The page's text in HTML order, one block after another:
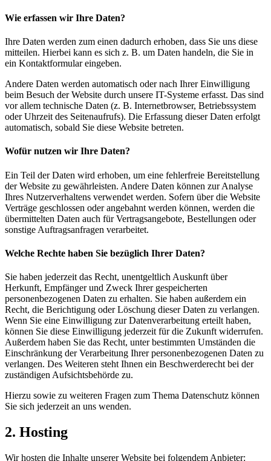
Wie erfassen wir Ihre Daten?
Ihre Daten werden zum einen dadurch erhoben, dass Sie uns diese
mitteilen. Hierbei kann es sich z. B. um Daten handeln, die Sie in
ein Kontaktformular eingeben.
Andere Daten werden automatisch oder nach Ihrer Einwilligung
beim Besuch der Website durch unsere IT-Systeme erfasst. Das sind
vor allem technische Daten (z. B. Internetbrowser, Betriebssystem
oder Uhrzeit des Seitenaufrufs). Die Erfassung dieser Daten erfolgt
automatisch, sobald Sie diese Website betreten.
Wofür nutzen wir Ihre Daten?
Ein Teil der Daten wird erhoben, um eine fehlerfreie Bereitstellung
der Website zu gewährleisten. Andere Daten können zur Analyse
Ihres Nutzerverhaltens verwendet werden. Sofern über die Website
Verträge geschlossen oder angebahnt werden können, werden die
übermittelten Daten auch für Vertragsangebote, Bestellungen oder
sonstige Auftragsanfragen verarbeitet.
Welche Rechte haben Sie bezüglich Ihrer Daten?
Sie haben jederzeit das Recht, unentgeltlich Auskunft über
Herkunft, Empfänger und Zweck Ihrer gespeicherten
personenbezogenen Daten zu erhalten. Sie haben außerdem ein
Recht, die Berichtigung oder Löschung dieser Daten zu verlangen.
Wenn Sie eine Einwilligung zur Datenverarbeitung erteilt haben,
können Sie diese Einwilligung jederzeit für die Zukunft widerrufen.
Außerdem haben Sie das Recht, unter bestimmten Umständen die
Einschränkung der Verarbeitung Ihrer personenbezogenen Daten zu
verlangen. Des Weiteren steht Ihnen ein Beschwerderecht bei der
zuständigen Aufsichtsbehörde zu.
Hierzu sowie zu weiteren Fragen zum Thema Datenschutz können
Sie sich jederzeit an uns wenden.
2. Hosting
Wir hosten die Inhalte unserer Website bei folgendem Anbieter: